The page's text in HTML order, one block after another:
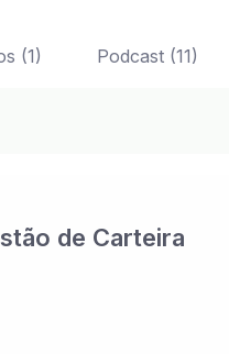
(1) Podcast (11)
de Carteira